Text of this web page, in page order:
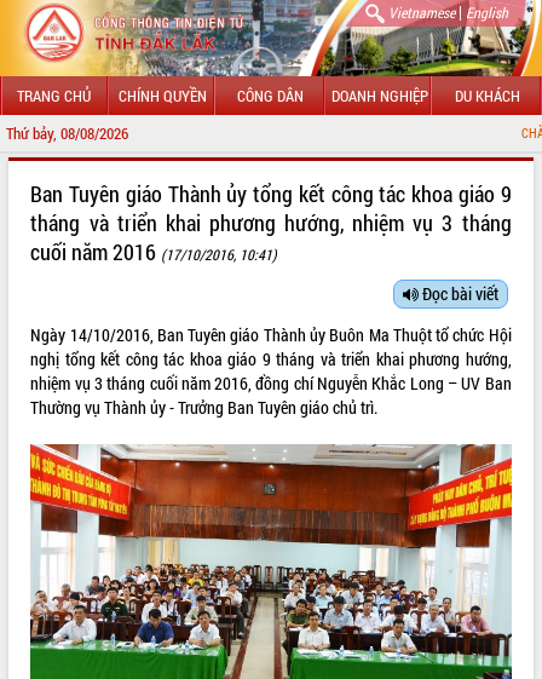
Vietnamese| English
TRANG CHỦ CHÍNH QUYỀN CÔNG DÂN DOANH NGHIỆP DU KHÁCH
Thứ bảy, 08/08/2026 CHÀO MỪNG ĐẾN
LÃNH ĐẠO UBND TỈNH
SỞ, BAN, NGÀNH
UBND CÁC XÃ, PHƯỜNG
HỆ THỐNG VĂN BẢN
VĂN BẢN HĐND TỈNH
ĐIỂM TIN VĂN BẢN
QUY HOẠCH - KẾ HOẠCH
Ban Tuyên giáo Thành ủy tổng kết công tác khoa giáo 9
tháng và triển khai phương hướng, nhiệm vụ 3 tháng
cuối năm 2016 (17/10/2016, 10:41)
Đọc bài viết
Ngày 14/10/2016, Ban Tuyên giáo Thành ủy Buôn Ma Thuột tổ chức Hội
nghị tổng kết công tác khoa giáo 9 tháng và triển khai phương hướng,
nhiệm vụ 3 tháng cuối năm 2016, đồng chí Nguyễn Khắc Long – UV Ban
Thường vụ Thành ủy - Trưởng Ban Tuyên giáo chủ trì.